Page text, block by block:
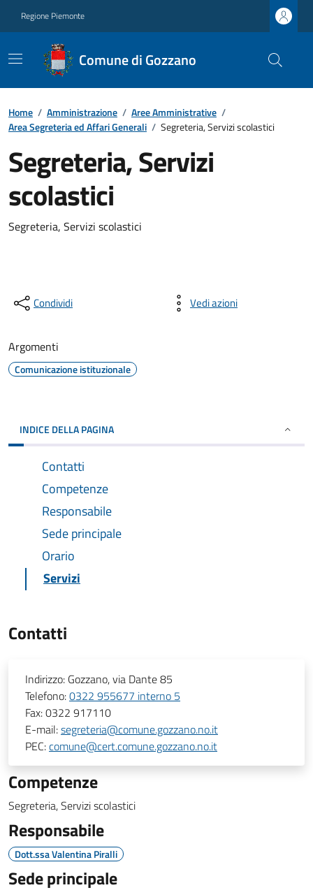
Regione Piemonte
Comune di Gozzano
Home / Amministrazione / Aree Amministrative /
Area Segreteria ed Affari Generali / Segreteria, Servizi scolastici
Segreteria, Servizi
scolastici
Segreteria, Servizi scolastici
Condividi Vedi azioni
Argomenti
Comunicazione istituzionale
INDICE DELLA PAGINA
Contatti
Competenze
Responsabile
Sede principale
Orario
Servizi
Contatti
Indirizzo: Gozzano, via Dante 85
Telefono:0322 955677 interno 5
Fax:0322 917110
E-mail:segreteria@comune.gozzano.no.it
PEC:comune@cert.comune.gozzano.no.it
Competenze
Segreteria, Servizi scolastici
Responsabile
Dott.ssa Valentina Piralli
Sede principale